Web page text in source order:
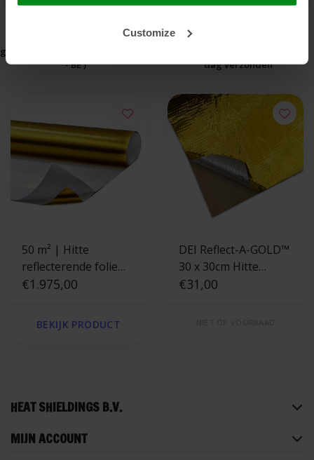
Customize
gratis verzending v.a. €95,- * (NLD
- BE )
dag verzonden
50 m² | Hitte
reflecterende folie
goud 400 °C
€1.975,00
BEKIJK PRODUCT
DEI Reflect-A-GOLD™
30 x 30cm Hitte
reflecterende folie
€31,00
HEAT SHIELDINGS B.V.
MIJN ACCOUNT